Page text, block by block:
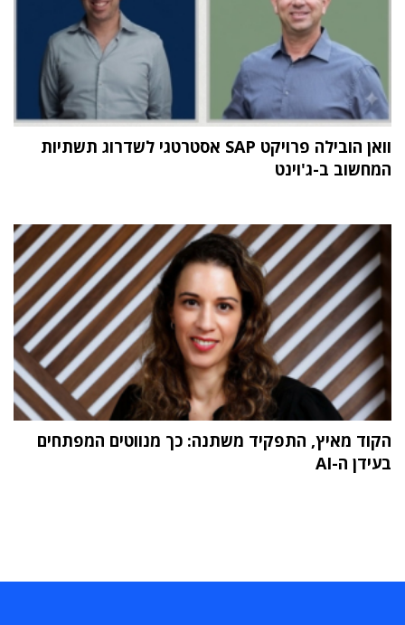
וואן הובילה פרויקט SAP אסטרטגי לשדרוג תשתיות
המחשוב ב-ג'וינט
הקוד מאיץ, התפקיד משתנה: כך מנווטים המפתחים
בעידן ה-AI